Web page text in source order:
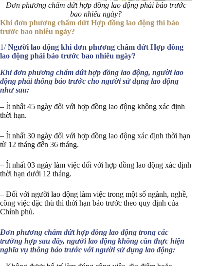
Đơn phương chấm dứt hợp đồng lao động phải báo trước
bao nhiêu ngày?
Khi đơn phương chấm dứt Hợp đồng lao động thì báo
trước bao nhiêu ngày?
1/Người lao động khi đơn phương chấm dứt Hợp đồng
lao động phải báo trước bao nhiêu ngày?
Khi đơn phương chấm dứt hợp đồng lao động, người lao
động phải thông báo trước cho người sử dụng lao động
như sau:
– Ít nhất 45 ngày đối với hợp đồng lao động không xác định
thời hạn.
– Ít nhất 30 ngày đối với hợp đồng lao động xác định thời hạn
từ 12 tháng đến 36 tháng.
– Ít nhất 03 ngày làm việc đối với hợp đồng lao động xác định
thời hạn dưới 12 tháng.
– Đối với người lao động làm việc trong một số ngành, nghề,
công việc đặc thù thì thời hạn báo trước theo quy định của
Chính phủ.
Đơn phương chấm dứt hợp đồng lao động trong các
trường hợp sau đây, người lao động không cần thực hiện
nghĩa vụ thông báo trước với người sử dụng lao động: